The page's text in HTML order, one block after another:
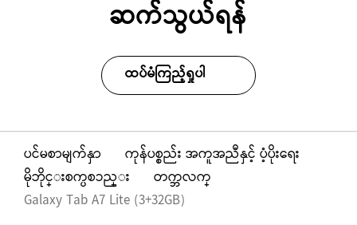
ဆက်သွယ်ရန်
ထပ်မံကြည့်ရှုပါ
ပင်မစာမျက်နှာ
ကုန်ပစ္စည်း အကူအညီနှင့် ပံ့ပိုးရေး
မိုဘိုင္းစက္ပစၥည္း
တက္ဘလက္
Galaxy Tab A7 Lite (3+32GB)